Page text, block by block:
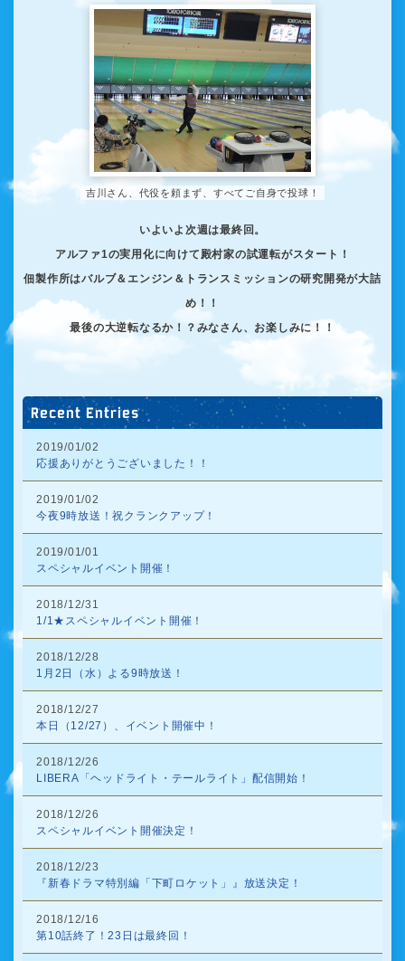
吉川さん、代役を頼まず、すべてご自身で投球！
いよいよ次週は最終回。
アルファ1の実用化に向けて殿村家の試運転がスタート！
佃製作所はバルブ＆エンジン＆トランスミッションの研究開発が大詰
め！！
最後の大逆転なるか！？みなさん、お楽しみに！！
Recent Entries
2019/01/02
応援ありがとうございました！！
2019/01/02
今夜9時放送！祝クランクアップ！
2019/01/01
スペシャルイベント開催！
2018/12/31
1/1★スペシャルイベント開催！
2018/12/28
1月2日（水）よる9時放送！
2018/12/27
本日（12/27）、イベント開催中！
2018/12/26
LIBERA「ヘッドライト・テールライト」配信開始！
2018/12/26
スペシャルイベント開催決定！
2018/12/23
『新春ドラマ特別編「下町ロケット」』放送決定！
2018/12/16
第10話終了！23日は最終回！